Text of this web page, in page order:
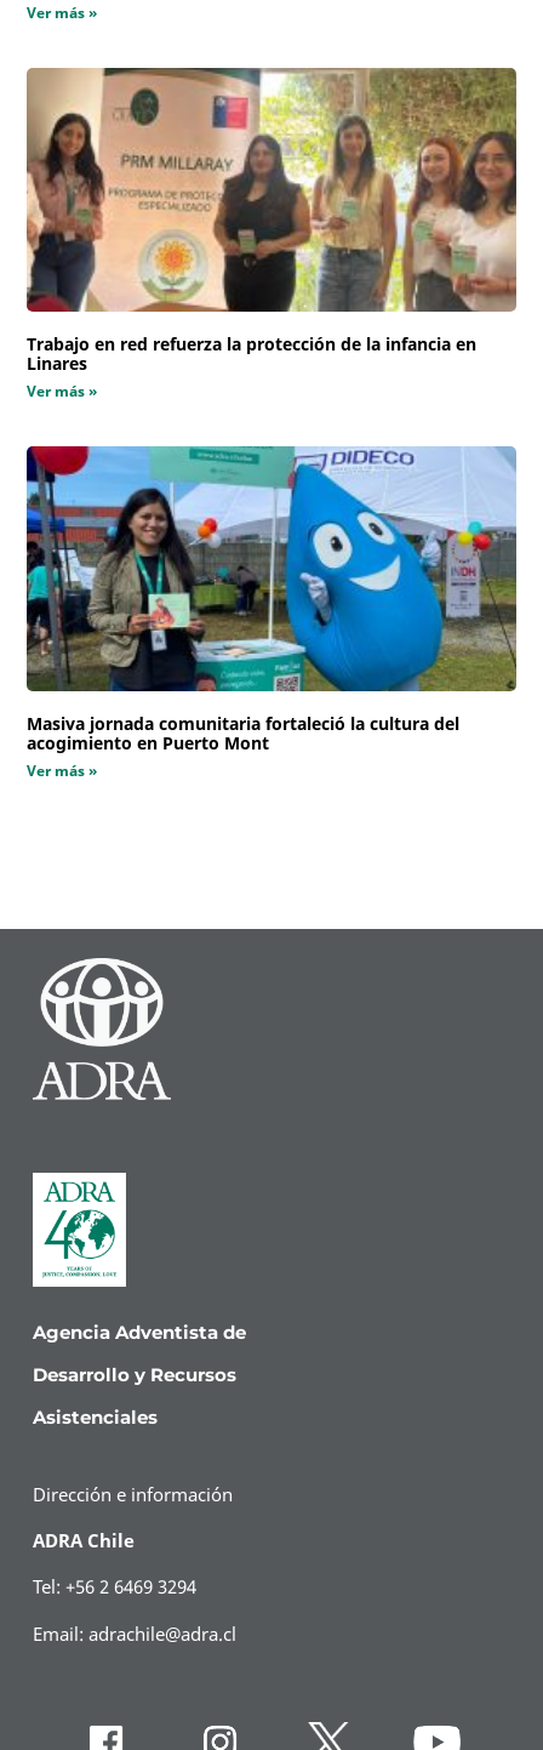
Ver más »
Trabajo en red refuerza la protección de la infancia en
Linares
Ver más »
Masiva jornada comunitaria fortaleció la cultura del
acogimiento en Puerto Mont
Ver más »
Agencia Adventista de
Desarrollo y Recursos
Asistenciales
Dirección e información
ADRA Chile
Tel: +56 2 6469 3294
Email:adrachile@adra.cl